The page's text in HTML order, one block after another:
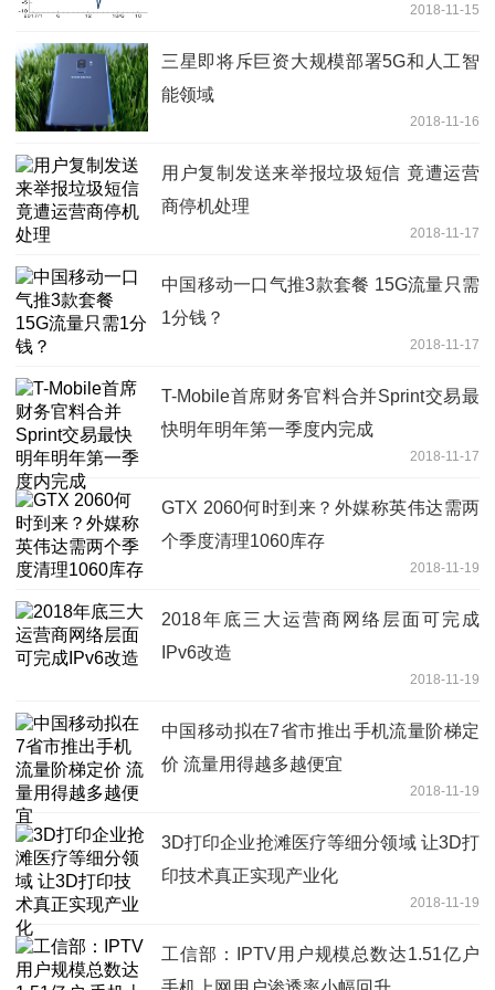
2018-11-15
三星即将斥巨资大规模部署5G和人工智
能领域
2018-11-16
用户复制发送来举报垃圾短信 竟遭运营
商停机处理
2018-11-17
中国移动一口气推3款套餐 15G流量只需
1分钱？
2018-11-17
T-Mobile首席财务官料合并Sprint交易最
快明年明年第一季度内完成
2018-11-17
GTX 2060何时到来？外媒称英伟达需两
个季度清理1060库存
2018-11-19
2018年底三大运营商网络层面可完成
IPv6改造
2018-11-19
中国移动拟在7省市推出手机流量阶梯定
价 流量用得越多越便宜
2018-11-19
3D打印企业抢滩医疗等细分领域 让3D打
印技术真正实现产业化
2018-11-19
工信部：IPTV用户规模总数达1.51亿户